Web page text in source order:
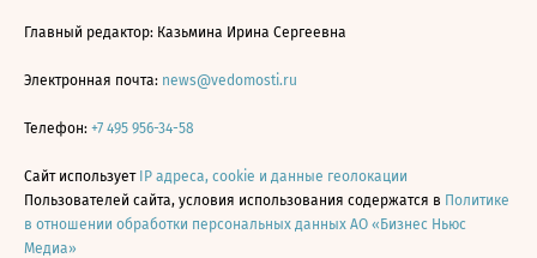
Главный редактор: Казьмина Ирина Сергеевна
Электронная почта: news@vedomosti.ru
Телефон: +7 495 956-34-58
Сайт использует IP адреса, cookie и данные геолокации
Пользователей сайта, условия использования содержатся в Политике
в отношении обработки персональных данных АО «Бизнес Ньюс
Медиа»